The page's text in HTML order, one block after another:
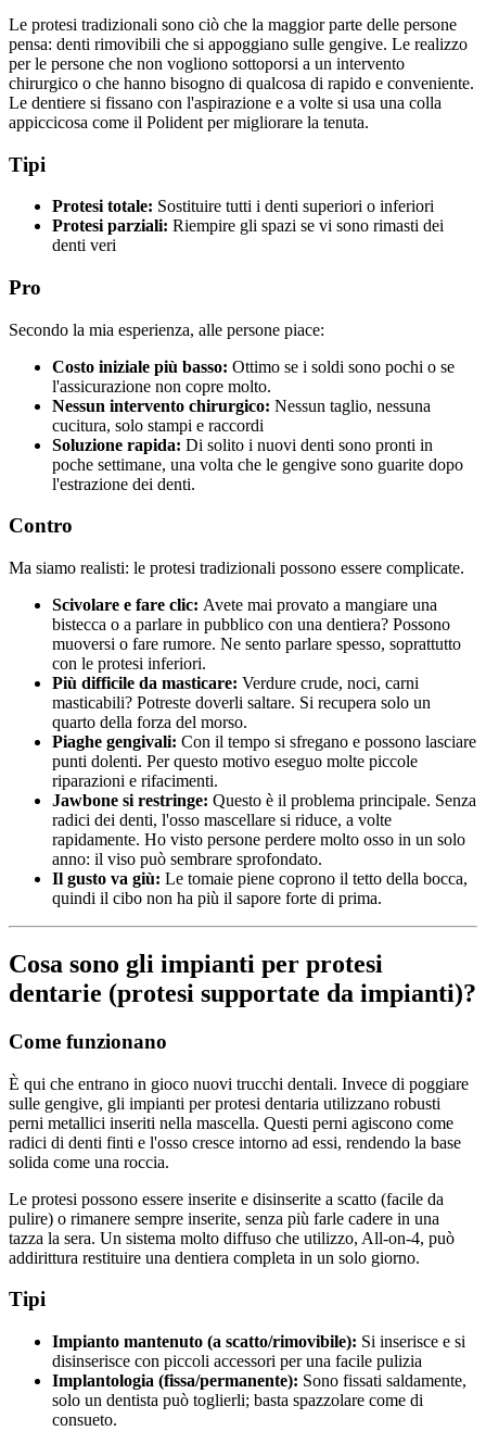
Le protesi tradizionali sono ciò che la maggior parte delle persone
pensa: denti rimovibili che si appoggiano sulle gengive. Le realizzo
per le persone che non vogliono sottoporsi a un intervento
chirurgico o che hanno bisogno di qualcosa di rapido e conveniente.
Le dentiere si fissano con l'aspirazione e a volte si usa una colla
appiccicosa come il Polident per migliorare la tenuta.
Tipi
Protesi totale: Sostituire tutti i denti superiori o inferiori
Protesi parziali: Riempire gli spazi se vi sono rimasti dei
denti veri
Pro
Secondo la mia esperienza, alle persone piace:
Costo iniziale più basso: Ottimo se i soldi sono pochi o se
l'assicurazione non copre molto.
Nessun intervento chirurgico: Nessun taglio, nessuna
cucitura, solo stampi e raccordi
Soluzione rapida: Di solito i nuovi denti sono pronti in
poche settimane, una volta che le gengive sono guarite dopo
l'estrazione dei denti.
Contro
Ma siamo realisti: le protesi tradizionali possono essere complicate.
Scivolare e fare clic: Avete mai provato a mangiare una
bistecca o a parlare in pubblico con una dentiera? Possono
muoversi o fare rumore. Ne sento parlare spesso, soprattutto
con le protesi inferiori.
Più difficile da masticare: Verdure crude, noci, carni
masticabili? Potreste doverli saltare. Si recupera solo un
quarto della forza del morso.
Piaghe gengivali: Con il tempo si sfregano e possono lasciare
punti dolenti. Per questo motivo eseguo molte piccole
riparazioni e rifacimenti.
Jawbone si restringe: Questo è il problema principale. Senza
radici dei denti, l'osso mascellare si riduce, a volte
rapidamente. Ho visto persone perdere molto osso in un solo
anno: il viso può sembrare sprofondato.
Il gusto va giù: Le tomaie piene coprono il tetto della bocca,
quindi il cibo non ha più il sapore forte di prima.
Cosa sono gli impianti per protesi
dentarie (protesi supportate da impianti)?
Come funzionano
È qui che entrano in gioco nuovi trucchi dentali. Invece di poggiare
sulle gengive, gli impianti per protesi dentaria utilizzano robusti
perni metallici inseriti nella mascella. Questi perni agiscono come
radici di denti finti e l'osso cresce intorno ad essi, rendendo la base
solida come una roccia.
Le protesi possono essere inserite e disinserite a scatto (facile da
pulire) o rimanere sempre inserite, senza più farle cadere in una
tazza la sera. Un sistema molto diffuso che utilizzo, All-on-4, può
addirittura restituire una dentiera completa in un solo giorno.
Tipi
Impianto mantenuto (a scatto/rimovibile): Si inserisce e si
disinserisce con piccoli accessori per una facile pulizia
Implantologia (fissa/permanente): Sono fissati saldamente,
solo un dentista può toglierli; basta spazzolare come di
consueto.